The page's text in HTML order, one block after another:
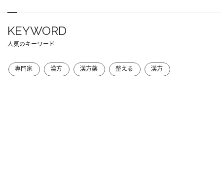
KEYWORD
人気のキーワード
専門家 漢方 漢方薬 整える 漢方